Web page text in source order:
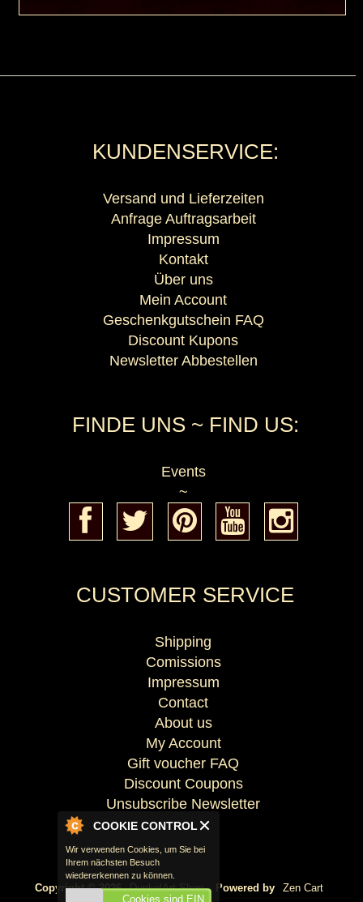
COOKIE CONTROL
Wir verwenden Cookies, um Sie bei
Ihrem nächsten Besuch
wiedererkennen zu können.
Cookies sind EIN
KUNDENSERVICE:
Versand und Lieferzeiten
Anfrage Auftragsarbeit
Impressum
Kontakt
Über uns
Mein Account
Geschenkgutschein FAQ
Discount Kupons
Newsletter Abbestellen
FINDE UNS ~ FIND US:
Events
~
CUSTOMER SERVICE
Shipping
Comissions
Impressum
Contact
About us
My Account
Gift voucher FAQ
Discount Coupons
Unsubscribe Newsletter
Copyright © 2026 DunkelArt Shop . Powered by Zen Cart